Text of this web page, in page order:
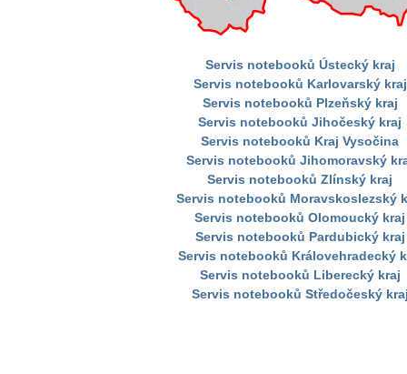
Servis notebooků Ústecký kraj
Servis notebooků Karlovarský kraj
Servis notebooků Plzeňský kraj
Servis notebooků Jihočeský kraj
Servis notebooků Kraj Vysočina
Servis notebooků Jihomoravský
Servis notebooků Zlínský kraj
Servis notebooků Moravskoslezský
Servis notebooků Olomoucký kraj
Servis notebooků Pardubický kraj
Servis notebooků Královehradecký
Servis notebooků Liberecký kraj
Servis notebooků Středočeský